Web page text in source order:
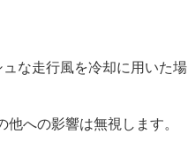
な走行風を冷却に用いた場
への影響は無視します。